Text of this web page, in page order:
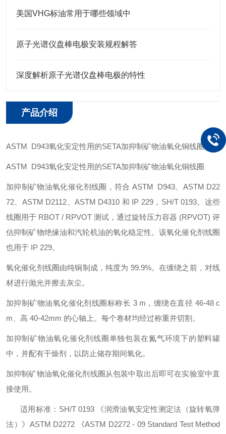
美国VHG标油常用于哪些领域中
原子光谱仪盘棒电极安装规程解答
深度解析原子光谱仪盘棒电极的特性
产品介绍
ASTM D943氧化安定性用的SETA加抑制矿物油氧化铜线圈
ASTM D943氧化安定性用的SETA加抑制矿物油氧化铜线圈
加抑制矿物油氧化催化剂线圈，符合 ASTM D943、 ASTM D22
72、ASTM D2112
ASTM D4310 和 IP 229， SH/T 0193。这些
线圈用于 RBOT / RPVOT 测试，通过旋转压力容器 (RPVOT) 评
估抑制矿物绝缘油和汽轮机油的氧化稳定性。该氧化催化剂线圈
也用于 IP 229。
氧化催化剂线圈由纯铜制成，纯度为 99.9%。在缠绕之前，对线
材进行抛光并擦去灰尘。
加抑制矿物油氧化催化剂线圈标称长 3 m，缠绕在直径 46-48 c
m、高 40-42mm 的心轴上。每个卷材均经过称重并切割。
加抑制矿物油氧化催化剂线圈单独包装在氮气环境下的塑料罐
中，并配有干燥剂，以防止储存期间氧化。
加抑制矿物油氧化催化剂线圈从包装中取出后即可在实验室中直
接使用。
适用标准： SH/T 0193 《润滑油氧安定性测定法（旋转氧弹
法）》 ASTM D2272 《ASTM D2272 - 09 Standard Test Method